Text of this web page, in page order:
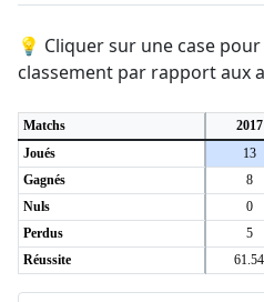
💡 Cliquer sur une case
classement par rapport aux
Matchs 2017
Joués
13
Gagnés
8
Nuls
0
Perdus
5
Réussite
61.54